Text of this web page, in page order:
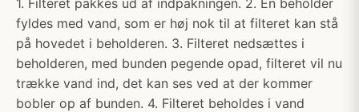
1. Filteret pakkes ud af indpakningen. 2. En beholder
fyldes med vand, som er høj nok til at filteret kan stå
på hovedet i beholderen. 3. Filteret nedsættes i
beholderen, med bunden pegende opad, filteret vil nu
trække vand ind, det kan ses ved at der kommer
bobler op af bunden. 4. Filteret beholdes i vand